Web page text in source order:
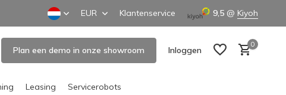
EUR Klantenservice 9,5 @ Kiyoh
Plan een demo in onze showroom Inloggen
0
Leasing Servicerobots